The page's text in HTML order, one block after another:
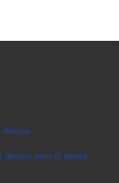
decimo anno di attività